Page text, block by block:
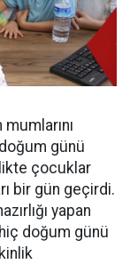
günü
çocuklar
bir gün geçirdi.
yapan
doğum günü